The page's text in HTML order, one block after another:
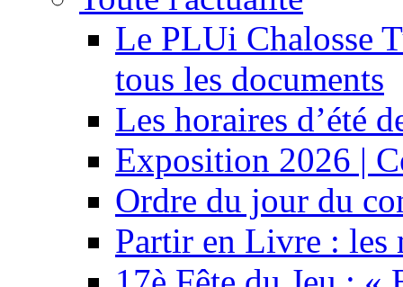
Le PLUi Chalosse
tous les documents
Les horaires d’été
Exposition 2026 |
Ordre du jour du
Partir en Livre : les